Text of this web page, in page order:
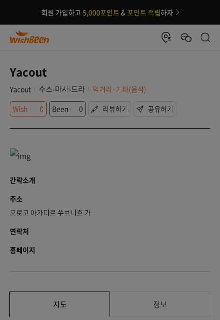
회원 가입하고 5,000포인트 &포인트 적립하자
Yacout
Yacout 수스-마사-드라
먹거리·기타(음식)
Wish
0 Been 0 리뷰하기 공유하기
간략소개
주소
모로코 아가디르 쑤브니흐 가
연락처
홈페이지
지도 정보